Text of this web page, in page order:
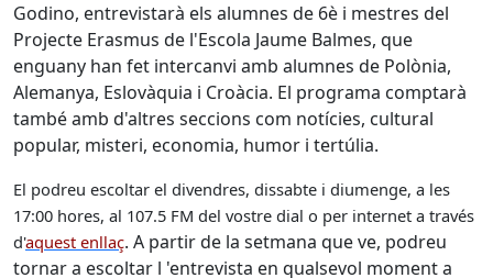
Godino, entrevistarà els alumnes de 6è i mestres del
Projecte Erasmus de l'Escola Jaume Balmes, que
enguany han fet intercanvi amb alumnes de Polònia,
Alemanya, Eslovàquia i Croàcia. El programa comptarà
també amb d'altres seccions com notícies, cultural
popular, misteri, economia, humor i tertúlia.
El podreu escoltar el divendres, dissabte i diumenge, a les
17:00 hores, al 107.5 FM del vostre dial o per internet a través
d'aquest enllaç. A partir de la setmana que ve, podreu
tornar a escoltar l 'entrevista en qualsevol moment a